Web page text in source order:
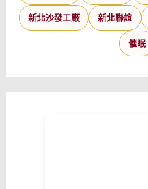
新北沙發工廠 新北聯誼
催眠